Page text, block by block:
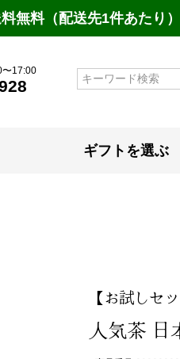
無料（配送先1件あたり）
〜17:00
ギフトを選ぶ
【お試しセ
人気茶 日